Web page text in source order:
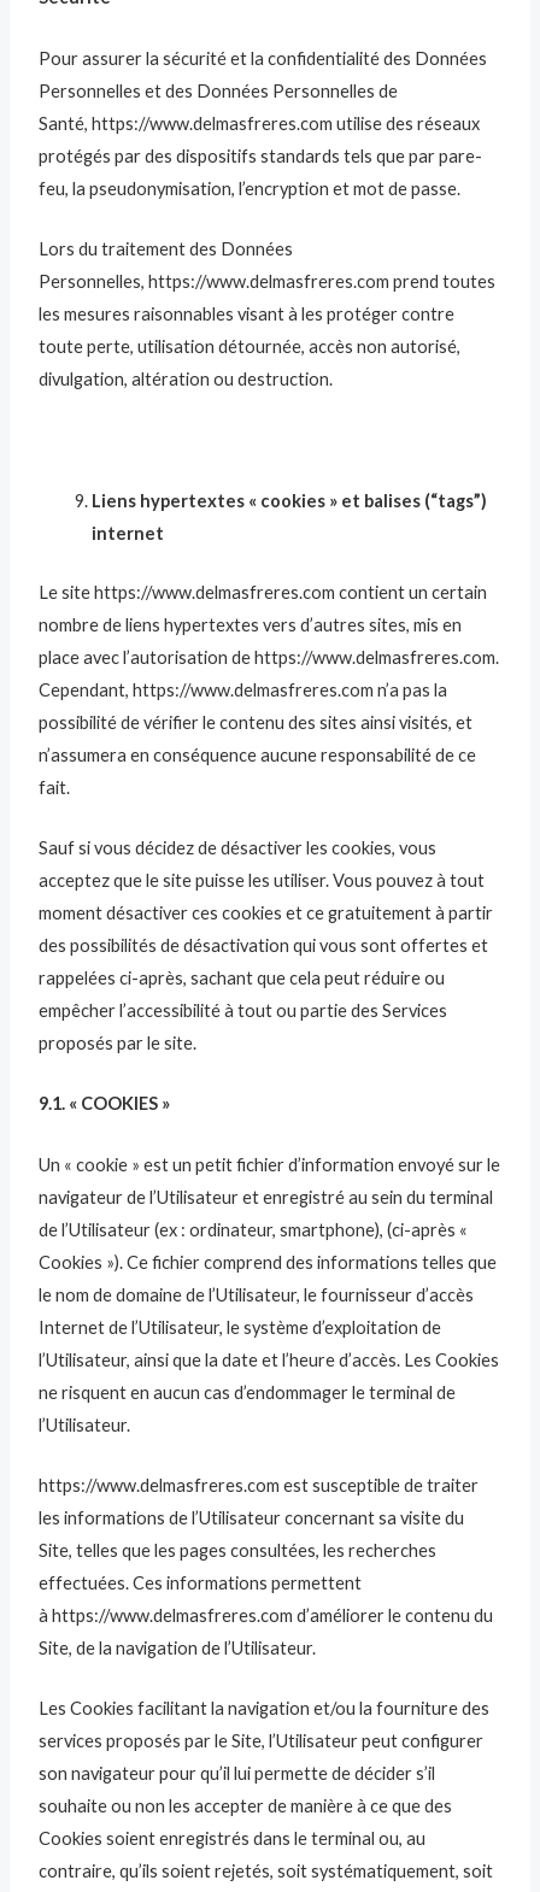
Pour assurer la sécurité et la confidentialité des Données
Personnelles et des Données Personnelles de
Santé, https://www.delmasfreres.com utilise des réseaux
protégés par des dispositifs standards tels que par pare-
feu, la pseudonymisation, l’encryption et mot de passe.
Lors du traitement des Données
Personnelles, https://www.delmasfreres.com prend toutes
les mesures raisonnables visant à les protéger contre
toute perte, utilisation détournée, accès non autorisé,
divulgation, altération ou destruction.
Liens hypertextes « cookies » et balises (“tags”)
internet
Le site https://www.delmasfreres.com contient un certain
nombre de liens hypertextes vers d’autres sites, mis en
place avec l’autorisation de https://www.delmasfreres.com.
Cependant, https://www.delmasfreres.com n’a pas la
possibilité de vérifier le contenu des sites ainsi visités, et
n’assumera en conséquence aucune responsabilité de ce
fait.
Sauf si vous décidez de désactiver les cookies, vous
acceptez que le site puisse les utiliser. Vous pouvez à tout
moment désactiver ces cookies et ce gratuitement à partir
des possibilités de désactivation qui vous sont offertes et
rappelées ci-après, sachant que cela peut réduire ou
empêcher l’accessibilité à tout ou partie des Services
proposés par le site.
9.1. « COOKIES »
Un « cookie » est un petit fichier d’information envoyé sur le
navigateur de l’Utilisateur et enregistré au sein du terminal
de l’Utilisateur (ex : ordinateur, smartphone), (ci-après «
Cookies »). Ce fichier comprend des informations telles que
le nom de domaine de l’Utilisateur, le fournisseur d’accès
Internet de l’Utilisateur, le système d’exploitation de
l’Utilisateur, ainsi que la date et l’heure d’accès. Les Cookies
ne risquent en aucun cas d’endommager le terminal de
l’Utilisateur.
https://www.delmasfreres.com est susceptible de traiter
les informations de l’Utilisateur concernant sa visite du
Site, telles que les pages consultées, les recherches
effectuées. Ces informations permettent
à https://www.delmasfreres.com d’améliorer le contenu du
Site, de la navigation de l’Utilisateur.
Les Cookies facilitant la navigation et/ou la fourniture des
services proposés par le Site, l’Utilisateur peut configurer
son navigateur pour qu’il lui permette de décider s’il
souhaite ou non les accepter de manière à ce que des
Cookies soient enregistrés dans le terminal ou, au
contraire, qu’ils soient rejetés, soit systématiquement, soit